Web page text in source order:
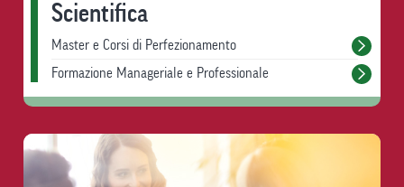
Scientifica
Master e Corsi di Perfezionamento
Formazione Manageriale e Professionale